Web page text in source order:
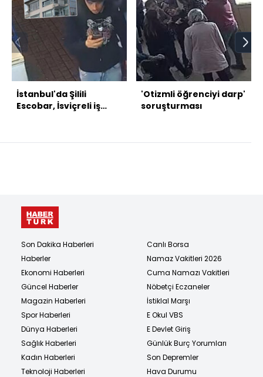
İstanbul'da Şilili
Escobar, İsviçreli iş
'Otizmli öğrenciyi darp'
soruşturması
Son Dakika Haberleri
Haberler
Ekonomi Haberleri
Güncel Haberler
Magazin Haberleri
Spor Haberleri
Dünya Haberleri
Sağlık Haberleri
Kadın Haberleri
Teknoloji Haberleri
Canlı Borsa
Namaz Vakitleri 2026
Cuma Namazı Vakitleri
Nöbetçi Eczaneler
İstiklal Marşı
E Okul VBS
E Devlet Giriş
Günlük Burç Yorumları
Son Depremler
Hava Durumu